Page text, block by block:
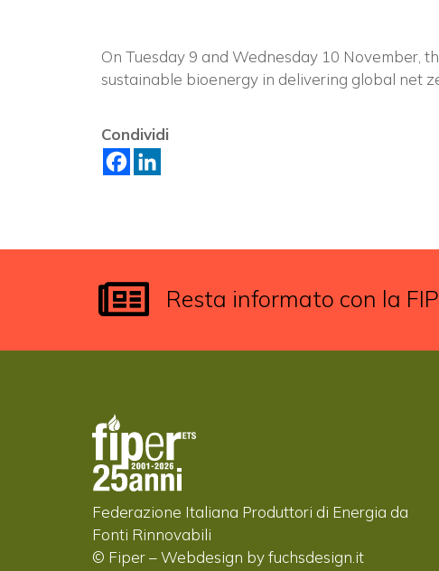
On Tuesday 9 and Wednesday 10 November,
sustainable bioenergy in delivering global net
Condividi
Resta informato con la
Federazione Italiana Produttori di Energia da
Fonti Rinnovabili
© Fiper –Webdesign by fuchsdesign.it